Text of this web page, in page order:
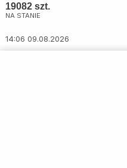
19082 szt.
NA STANIE
14:06 09.08.2026